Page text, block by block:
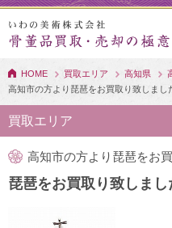
HOME 買取エリア 高知県
高知市の方より琵琶をお買取り致しまし
買取エリア
高知市の方より琵琶をお
琵琶をお買取り致しまし